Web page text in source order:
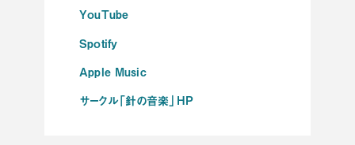
YouTube
Spotify
Apple Music
サークル「針の音楽」HP